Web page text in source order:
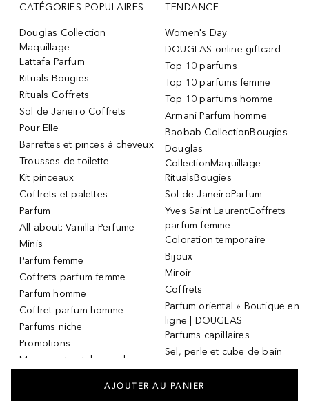
CATÉGORIES POPULAIRES
Douglas Collection
Maquillage
Lattafa Parfum
Rituals Bougies
Rituals Coffrets
Sol de Janeiro Coffrets
Pour Elle
Barrettes et pinces à cheveux
Trousses de toilette
Kit pinceaux
Coffrets et palettes
Parfum
All about: Vanilla Perfume
Minis
Parfum femme
Coffrets parfum femme
Parfum homme
Coffret parfum homme
Parfums niche
Promotions
Masque et patch pour les
TENDANCE
Women's Day
DOUGLAS online giftcard
Top 10 parfums
Top 10 parfums femme
Top 10 parfums homme
Armani Parfum homme
Baobab CollectionBougies
Douglas
CollectionMaquillage
RitualsBougies
Sol de JaneiroParfum
Yves Saint LaurentCoffrets
parfum femme
Coloration temporaire
Bijoux
Miroir
Coffrets
Parfum oriental » Boutique en
ligne | DOUGLAS
Parfums capillaires
Sel, perle et cube de bain
Dermaroller
Masque et patch pour les
AJOUTER AU PANIER